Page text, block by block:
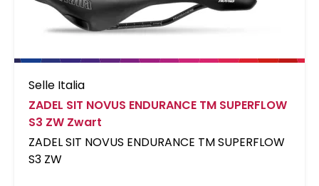
alweer droog. Zadel is ook geschikt voor Terry
QuickClick-zadeltassen.
Selle Italia
ZADEL SIT NOVUS ENDURANCE TM SUPERFLOW
S3 ZW Zwart
ZADEL SIT NOVUS ENDURANCE TM SUPERFLOW
S3 ZW